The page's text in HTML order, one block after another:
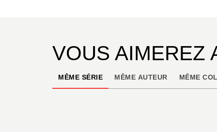
VOUS AIMEREZ
MÊME SÉRIE MÊME AUTEUR MÊME